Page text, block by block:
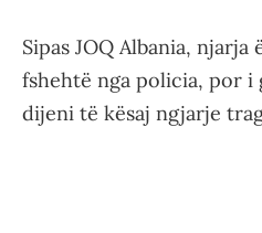
Sipas JOQ Albania, njarja
fshehtë nga policia, por i
dijeni të kësaj ngjarje